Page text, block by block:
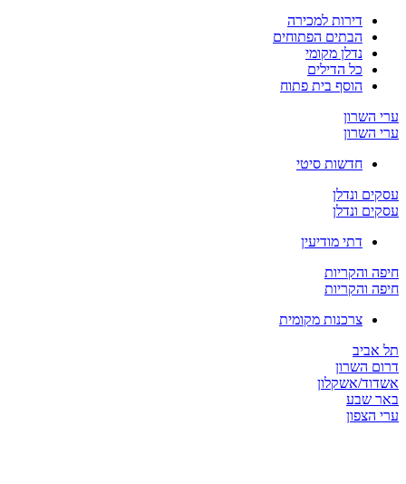
דירות למכירה
הבתים הפתוחים
נדלן מקומי
כל הדילים
הוסף בית פתוח
השרון
השרון
חדשות סיטי
ונדלן
ונדלן
דתי מודיעין
והקריות
והקריות
צרכנות מקומית
אביב
השרון
אשקלון
שבע
הצפון